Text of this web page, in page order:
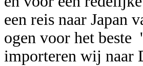
een reis naar Japan
ogen voor het
importeren wij naar